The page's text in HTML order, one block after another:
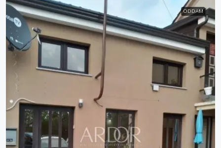
ODDAM